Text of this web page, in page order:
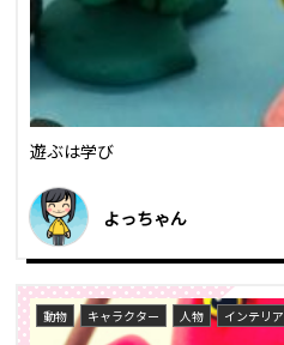
遊ぶは学び
よっちゃん
動物 キャラクター 人物 インテリア